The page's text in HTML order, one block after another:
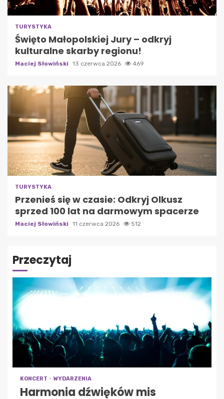
TURYSTYKA
Święto Małopolskiej Jury – odkryj
kulturalne skarby regionu!
Maciej Słowiński 13 czerwca 2026 469
TURYSTYKA
Przenieś się w czasie: Odkryj Olkusz
sprzed 100 lat na darmowym spacerze
Maciej Słowiński 11 czerwca 2026 512
Przeczytaj
KONCERT WYDARZENIA
Harmonia dźwięków mis